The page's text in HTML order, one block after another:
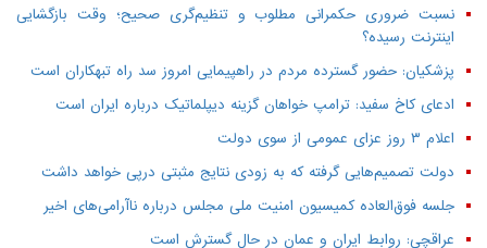
نسبت ضروری حکمرانی مطلوب و تنظیم‌گری صحیح؛ وقت بازگشایی
اینترنت رسیده؟
پزشکیان: حضور گسترده مردم در راهپیمایی امروز سد راه تبهکاران است
ادعای کاخ سفید: ترامپ خواهان گزینه دیپلماتیک درباره ایران است
اعلام ۳ روز عزای عمومی از سوی دولت
دولت تصمیم‌هایی گرفته که به زودی نتایج مثبتی درپی خواهد داشت
جلسه فوق‌العاده کمیسیون امنیت ملی مجلس درباره ناآرامی‌های اخیر
عراقچی: روابط ایران و عمان در حال گسترش است